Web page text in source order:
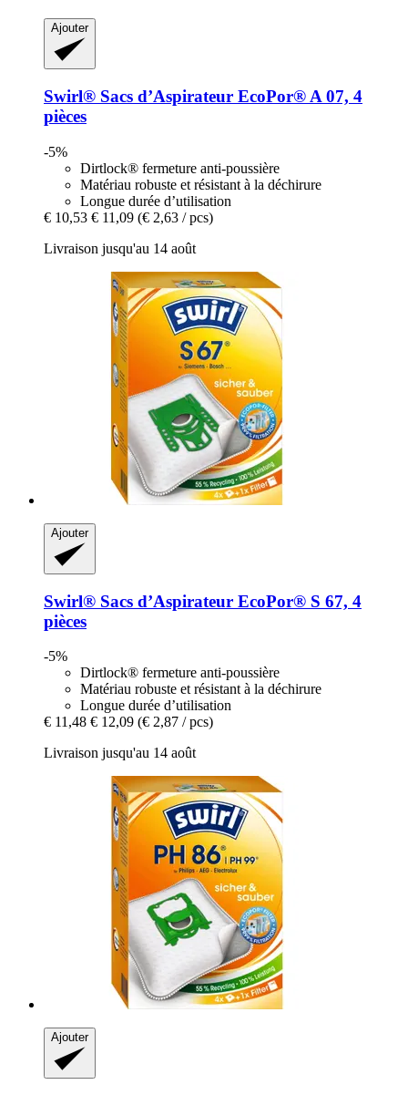
Ajouter
Swirl® Sacs d’Aspirateur EcoPor® A 07, 4
pièces
-5%
Dirtlock® fermeture anti-poussière
Matériau robuste et résistant à la déchirure
Longue durée d’utilisation
€ 10,53 € 11,09 (€ 2,63 / pcs)
Livraison jusqu'au 14 août
Ajouter
Swirl® Sacs d’Aspirateur EcoPor® S 67, 4
pièces
-5%
Dirtlock® fermeture anti-poussière
Matériau robuste et résistant à la déchirure
Longue durée d’utilisation
€ 11,48 € 12,09 (€ 2,87 / pcs)
Livraison jusqu'au 14 août
Ajouter